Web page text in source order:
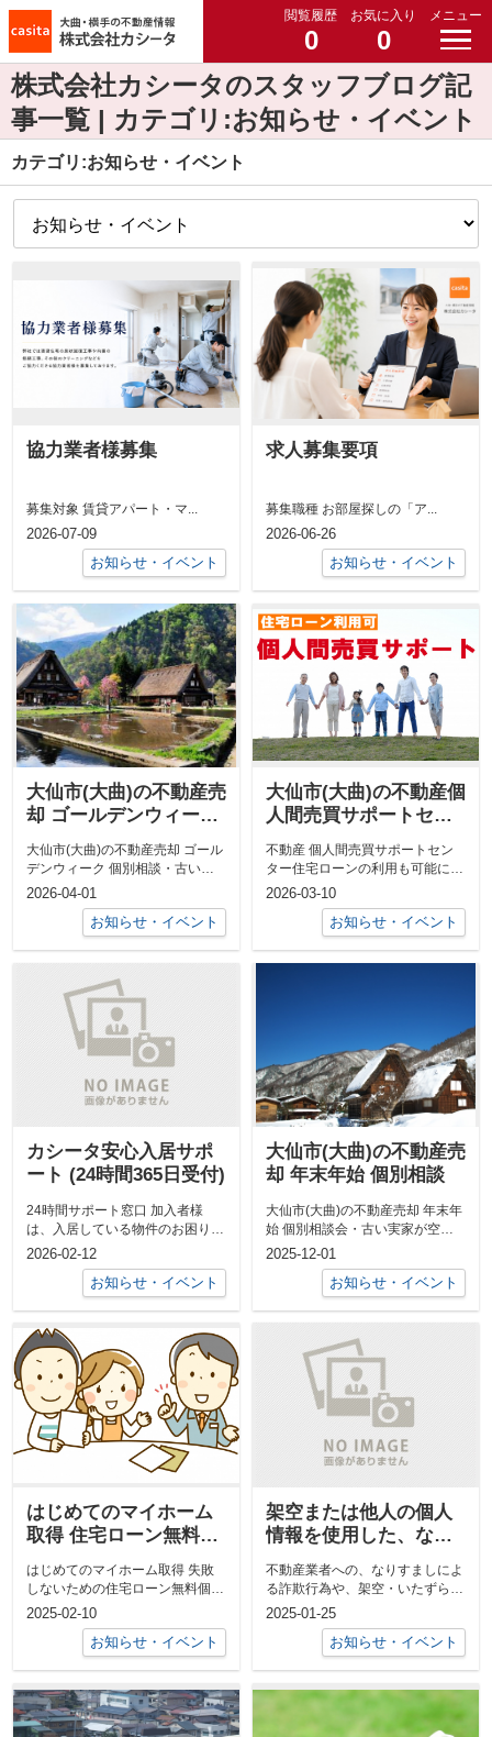
閲覧履歴
0
お気に入り
0
メニュー
株式会社カシータのスタッフブログ記
事一覧 | カテゴリ:お知らせ・イベント
カテゴリ:お知らせ・イベント
協力業者様募集
募集対象 賃貸アパート・マ...
2026-07-09
お知らせ・イベント
求人募集要項
募集職種 お部屋探しの「ア...
2026-06-26
お知らせ・イベント
大仙市(大曲)の不動産売
却 ゴールデンウィーク
個別相談
大仙市(大曲)の不動産売却 ゴール
デンウィーク 個別相談・古い実
家が空き家になっている、売却で
2026-04-01
お知らせ・イベント
大仙市(大曲)の不動産個
人間売買サポートセン
ター
不動産 個人間売買サポートセン
ター住宅ローンの利用も可能にな
ります！ご親戚やお知り合いどう
しでの不動...
2026-03-10
お知らせ・イベント
カシータ安心入居サポ
ート (24時間365日受付)
24時間サポート窓口 加入者様
は、入居している物件のお困り
ご...
2026-02-12
お知らせ・イベント
大仙市(大曲)の不動産売
却 年末年始 個別相談
大仙市(大曲)の不動産売却 年末年
始 個別相談会・古い実家が空き
家になっている、売却できない
か。・築...
2025-12-01
お知らせ・イベント
はじめてのマイホーム
取得 住宅ローン無料個
はじめてのマイホーム取得 失敗
しないための住宅ローン無料個別
相談会 開催！興味はあるけど、
なんだか色...
2025-02-10
お知らせ・イベント
架空または他人の個人
情報を使用した、なり
不動産業者への、なりすましによ
る詐欺行為や、架空・いたずらの
依頼など、悪質な行為が社会問題
化しており...
2025-01-25
お知らせ・イベント